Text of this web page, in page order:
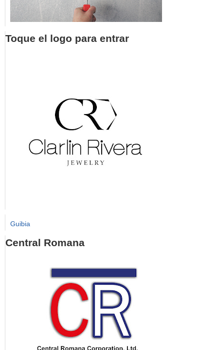
Toque el logo para entrar
Guibia
Central Romana